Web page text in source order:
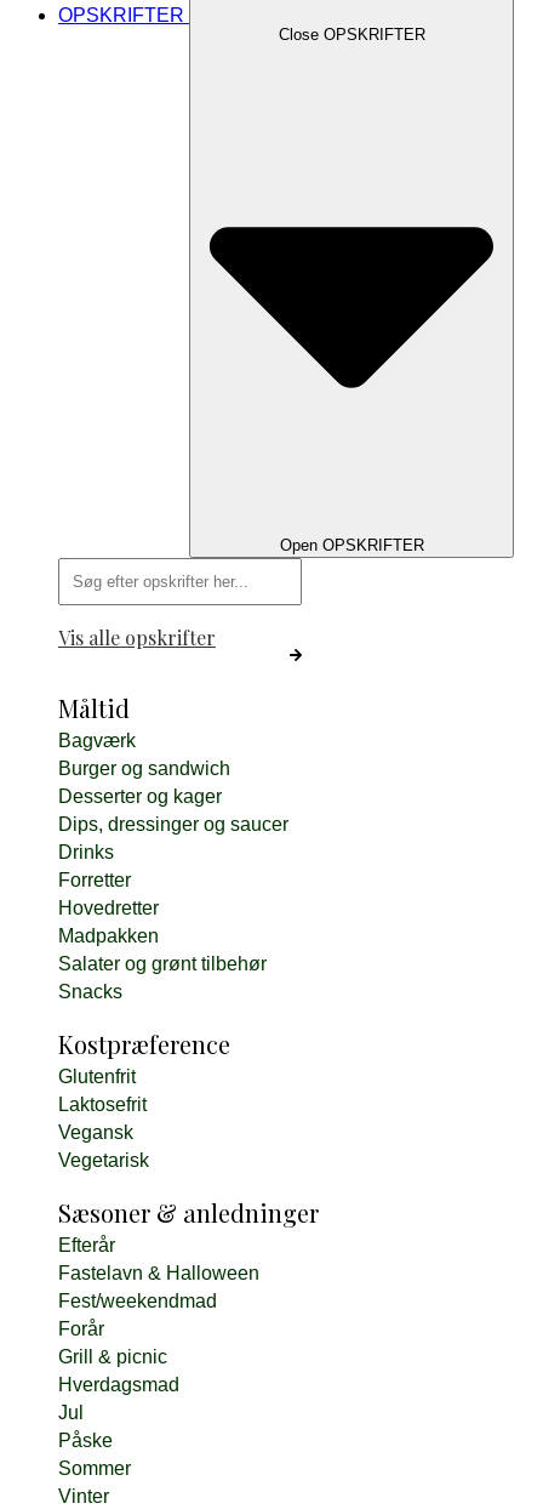
OPSKRIFTER
Close OPSKRIFTER
Open OPSKRIFTER
Vis alle opskrifter
Måltid
Bagværk
Burger og sandwich
Desserter og kager
Dips, dressinger og saucer
Drinks
Forretter
Hovedretter
Madpakken
Salater og grønt tilbehør
Snacks
Kostpræference
Glutenfrit
Laktosefrit
Vegansk
Vegetarisk
Sæsoner & anledninger
Efterår
Fastelavn & Halloween
Fest/weekendmad
Forår
Grill & picnic
Hverdagsmad
Jul
Påske
Sommer
Vinter